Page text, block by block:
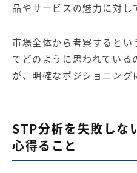
品やサービスの魅力に対し
市場全体から考察するとい
てどのように思われている
が、明確なポジショニング
STP分析を失敗しな
心得ること